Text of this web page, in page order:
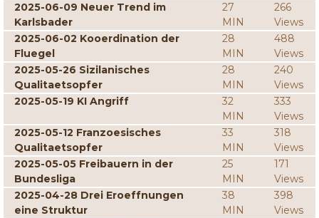
2025-06-09 Neuer Trend im
Karlsbader
27
MIN
266
Views
2025-06-02 Kooerdination der
Fluegel
28
MIN
488
Views
2025-05-26 Sizilanisches
Qualitaetsopfer
28
MIN
240
Views
2025-05-19 KI Angriff
32
MIN
333
Views
2025-05-12 Franzoesisches
Qualitaetsopfer
33
MIN
318
Views
2025-05-05 Freibauern in der
Bundesliga
25
MIN
171
Views
2025-04-28 Drei Eroeffnungen
eine Struktur
38
MIN
398
Views